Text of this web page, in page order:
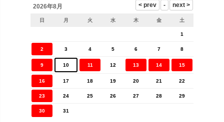
2026年8月
日 月 火 水 木 金 土
1
2 3 4 5 6 7 8
9 10 11 12 13 14 15
16 17 18 19 20 21 22
23 24 25 26 27 28 29
30 31